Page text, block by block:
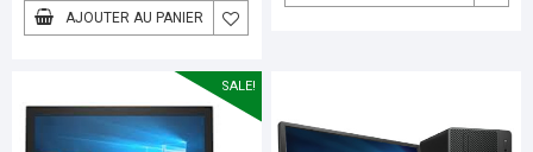
AJOUTER AU PANIER
SALE!